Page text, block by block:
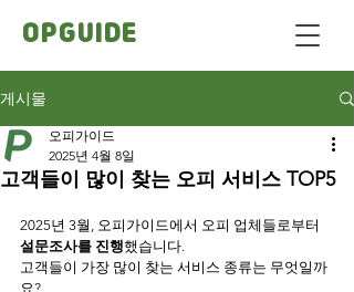
OPGUIDE
게시물
고객들이 많이 찾는 오피 서비스 TOP5
오피가이드
2025년 4월 8일
2025년 3월, 오피가이드에서 오피 업체들로부터
설문조사를 진행했습니다.
고객들이 가장 많이 찾는 서비스 종류는 무엇일까
요?